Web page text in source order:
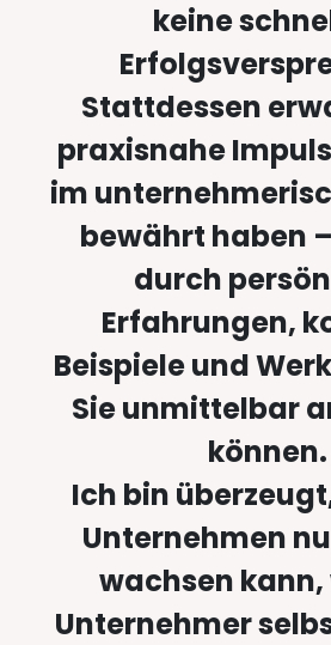
keine
Stattdessen
praxisnahe
im
bewährt haben
durch
Erfahrungen,
Beispiele und
Sie unmittelbar
können.
Ich bin
Unternehmen
wachsen kann,
Unternehmer